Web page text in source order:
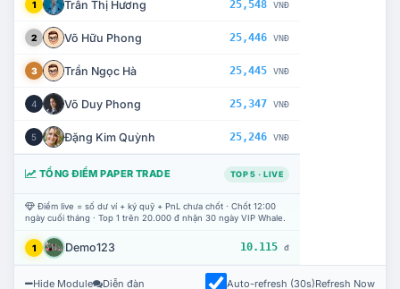
1 Trần Thị Hương 25,548 VNĐ
2 Võ Hữu Phong 25,446 VNĐ
3 Trần Ngọc Hà 25,445 VNĐ
4 Võ Duy Phong 25,347 VNĐ
5 Đặng Kim Quỳnh 25,246 VNĐ
TỔNG ĐIỂM PAPER TRADE TOP 5 · LIVE
Điểm live = số dư ví + ký quỹ + PnL chưa chốt · Chốt 12:00
ngày cuối tháng · Top 1 trên 20.000 đ nhận 30 ngày VIP Whale.
1 Demo123 10.115 đ
Hide Module Diễn đàn Auto-refresh (30s)Refresh Now